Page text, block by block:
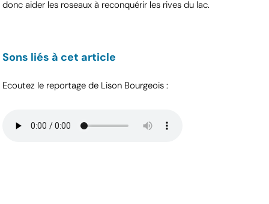
donc aider les roseaux à reconquérir les rives du lac.
Sons liés à cet article
Ecoutez le reportage de Lison Bourgeois :